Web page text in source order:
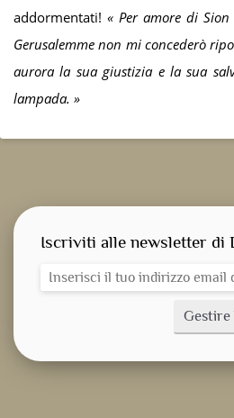
addormentati! « Per amore di
Gerusalemme non mi concederò
aurora la sua giustizia e la sua
lampada. »
Iscriviti alle newsletter di
Gestire